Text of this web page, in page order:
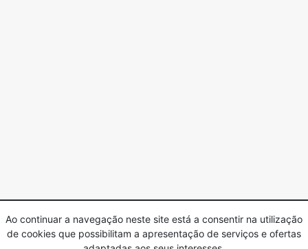
Ao continuar a navegação neste site está a consentir na utilização
de cookies que possibilitam a apresentação de serviços e ofertas